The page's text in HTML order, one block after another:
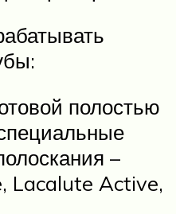
полостью
–
Lacalute Active,